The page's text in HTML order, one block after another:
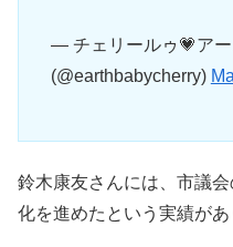
— チェリールゥ💗ア
(@earthbabycherry)
鈴木康友さんには、市議
化を進めたという実績があ